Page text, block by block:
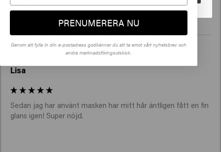
Lisa
Sedan jag har använt masken har mitt hår äntligen fått en fin
glans igen! Super nöjd.
PRENUMERERA NU
Genom att fylla in din e-postadress godkänner du att ta emot vårt nyhetsbrev och
andra marknadsföringsutskick.